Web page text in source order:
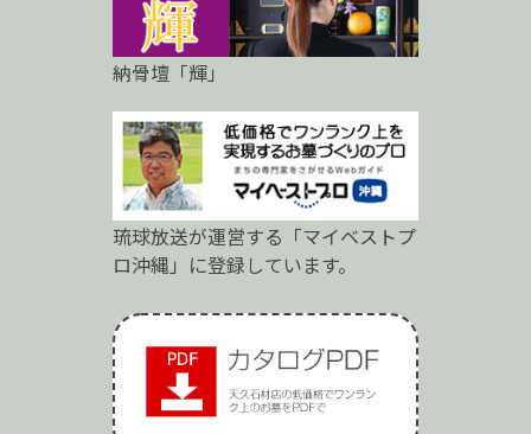
納骨壇「輝」
琉球放送が運営する「マイベストプ
ロ沖縄」に登録しています。